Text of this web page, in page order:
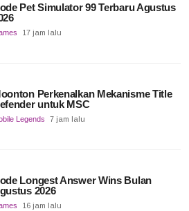
Pet Simulator 99 Terbaru Agustus
17 jam lalu
Perkenalkan Mekanisme Title
untuk MSC
Legends 7 jam lalu
Longest Answer Wins Bulan
2026
16 jam lalu